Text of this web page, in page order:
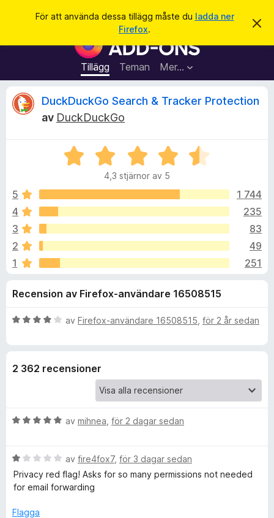
För att använda dessa tillägg måste du ladda ner
Firefox.
A
d
t
a
n
d
e
W
e
b
b
t
i
l
ä
g
g
f
r
F
o
x
Tillägg Teman Mer…
Logga in
k
R
e
n
s
o
e
f
ö
r
DuckDuckGo Search & Tracker Protection
av DuckDuckGo
B
y
s
t
4
3
v
4,3 stjärnor av 5
5
1 744
4
235
3
83
2
49
1
251
Recension av Firefox-användare 16508515
B
g
t
v
5
av Firefox-användare 16508515 för 2 år sedan
2 362 recensioner
B
y
g
s
t
av mihnea för 2 dagar sedan
B
e
t
g
av fire4fox7, för 3 dagar sedan
Privacy red flag! Asks for so many permissions not needed
for email forwarding
Flagga